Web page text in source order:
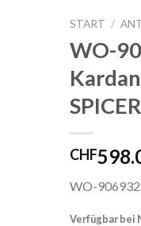
START /
WO-
SPICER
CHF
WO-906932
Verfügbar bei